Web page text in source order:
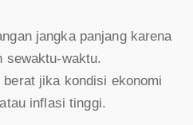
jangka panjang karena
sewaktu-waktu.
berat jika kondisi ekonomi
inflasi tinggi.